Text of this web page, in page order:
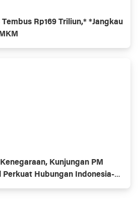
Rp169 Triliun,* *Jangkau
Kunjungan PM
Hubungan Indonesia-